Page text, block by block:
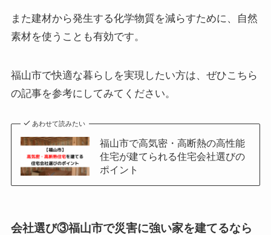
また建材から発生する化学物質を減らすために、自然
素材を使うことも有効です。
福山市で快適な暮らしを実現したい方は、ぜひこちら
の記事を参考にしてみてください。
あわせて読みたい
福山市で高気密・高断熱の高性能
住宅が建てられる住宅会社選びの
ポイント
会社選び③福山市で災害に強い家を建てるなら